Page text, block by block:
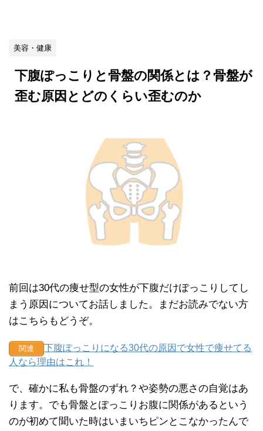
美容・健康
下腹ぽっこりと骨盤の関係とは？骨盤が
歪む原因とどのくらい歪むのか
前回は30代の痩せ型の女性が下腹だけぽっこりしてし
まう原因についてお話しました。まだお読みでない方
はこちらもどうぞ。
関連
下腹ぽっこりになる30代の原因で女性で痩せてる
人なら理由はこれ！
で、確かに私も骨盤のずれ？や姿勢の悪さの自覚はあ
ります。でも骨盤とぽっこりお腹に関係があるという
のが初めて聞いた時はいまいちピンとこなかったんで